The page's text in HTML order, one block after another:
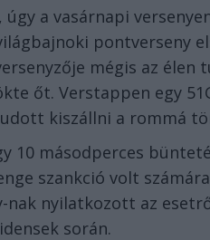
a vasárnapi
pontverseny
mégis az élen
őt. Verstappen egy
kiszállni a rommá
10 másodperces
szankció volt
nak nyilatkozott az
során.